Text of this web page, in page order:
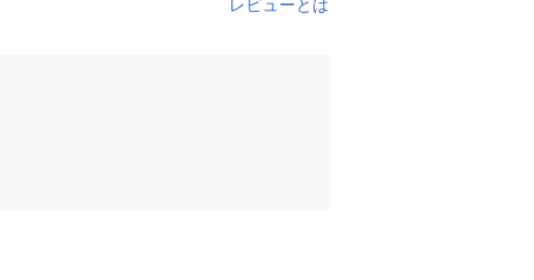
レビューとは